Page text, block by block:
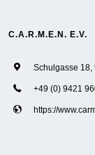
C.A.R.M.E.N. E.V.
Schulgasse 18,
+49 (0) 9421
https://